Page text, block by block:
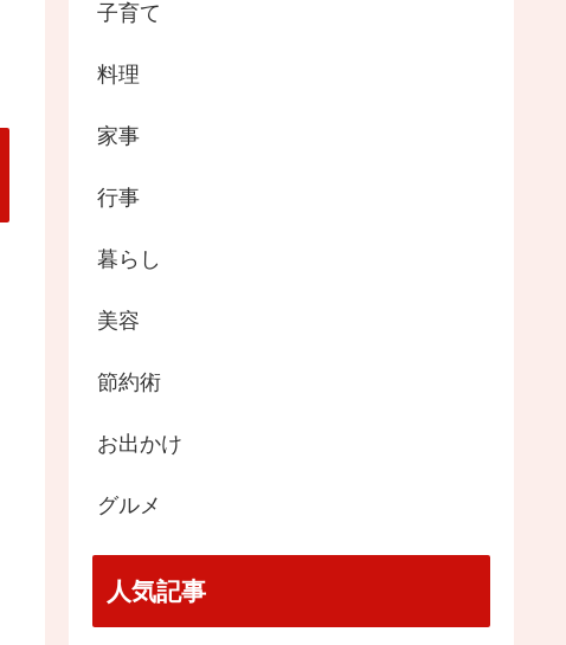
子育て
料理
家事
行事
暮らし
美容
節約術
お出かけ
グルメ
人気記事